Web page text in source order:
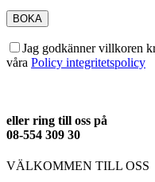
Jag godkänner villkoren
våra Policy integritetspolicy
eller ring till oss på
08-554 309 30
VÄLKOMMEN TILL OSS